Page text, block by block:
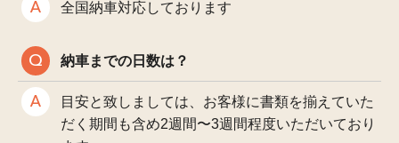
全国納車対応しております
納車までの日数は？
目安と致しましては、お客様に書類を揃えていた
だく期間も含め2週間〜3週間程度いただいており